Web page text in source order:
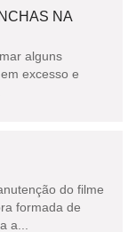
NA
alguns
excesso e
do filme
formada de
a...